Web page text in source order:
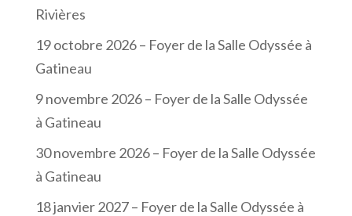
Rivières
19 octobre 2026 – Foyer de la Salle Odyssée à
Gatineau
9 novembre 2026 – Foyer de la Salle Odyssée
à Gatineau
30 novembre 2026 – Foyer de la Salle Odyssée
à Gatineau
18 janvier 2027 – Foyer de la Salle Odyssée à